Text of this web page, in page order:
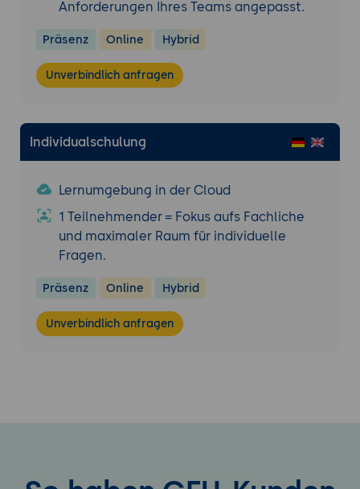
Anforderungen Ihres Teams angepasst.
Präsenz Online Hybrid
Unverbindlich anfragen
Individualschulung
Lernumgebung in der Cloud
1 Teilnehmender = Fokus aufs Fachliche
und maximaler Raum für individuelle
Fragen.
Präsenz Online Hybrid
Unverbindlich anfragen